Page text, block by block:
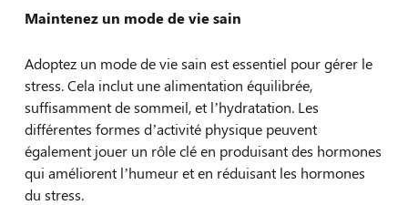
Maintenez un mode de vie sain
Adoptez un mode de vie sain est essentiel pour gérer le
stress. Cela inclut une alimentation équilibrée,
suffisamment de sommeil, et l’hydratation. Les
différentes formes d’activité physique peuvent
également jouer un rôle clé en produisant des hormones
qui améliorent l’humeur et en réduisant les hormones
du stress.